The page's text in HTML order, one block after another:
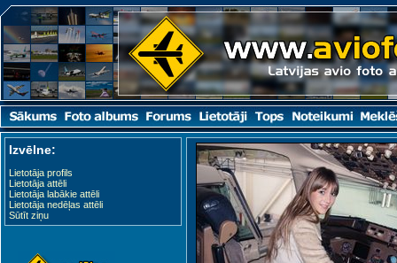
Izvēlne:
Lietotāja profils
Lietotāja attēli
Lietotāja labākie attēli
Lietotāja nedēļas attēli
Sūtīt ziņu